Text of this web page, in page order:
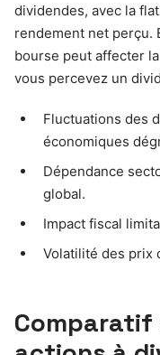
dividendes, avec la
rendement net perçu.
bourse peut affecter
vous percevez un
Fluctuations des
économiques
Dépendance
global.
Impact fiscal
Volatilité des prix